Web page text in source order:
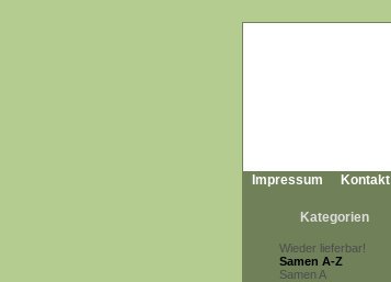
Impressum Kontakt
Kategorien
Wieder lieferbar!
Samen A-Z
Samen A